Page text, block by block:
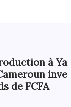
à Ya
inve
de FCFA